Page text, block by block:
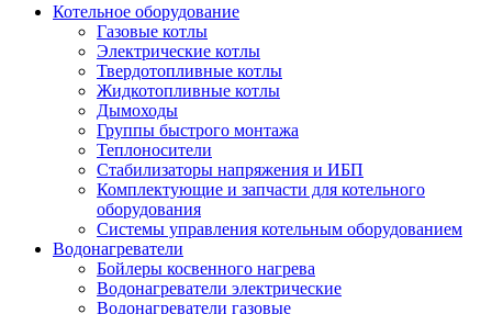
Котельное оборудование
Газовые котлы
Электрические котлы
Твердотопливные котлы
Жидкотопливные котлы
Дымоходы
Группы быстрого монтажа
Теплоносители
Стабилизаторы напряжения и ИБП
Комплектующие и запчасти для котельного
оборудования
Системы управления котельным оборудованием
Водонагреватели
Бойлеры косвенного нагрева
Водонагреватели электрические
Водонагреватели газовые